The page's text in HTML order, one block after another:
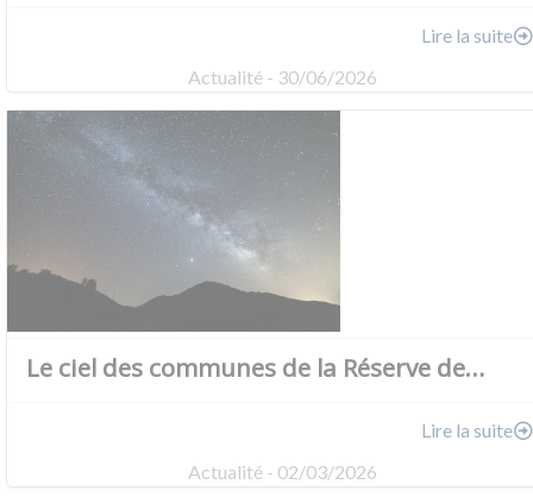
Lire la suite
Actualité - 30/06/2026
Le ciel des communes de la Réserve de…
Lire la suite
Actualité - 02/03/2026